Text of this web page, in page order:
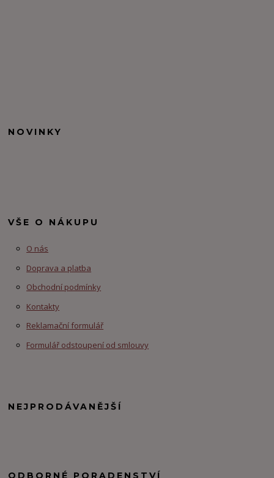
NOVINKY
VŠE O NÁKUPU
O nás
Doprava a platba
Obchodní podmínky
Kontakty
Reklamační formulář
Formulář odstoupení od smlouvy
NEJPRODÁVANĚJŠÍ
ODBORNÉ PORADENSTVÍ